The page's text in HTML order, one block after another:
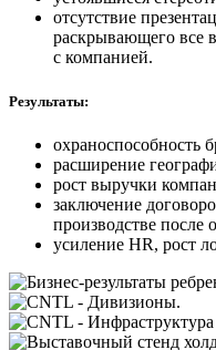
отсутствие
раскрывающего все
с компанией.
Результаты:
охраноспособность
расширение
рост выручки
заключение
производстве после
усиление HR, рост